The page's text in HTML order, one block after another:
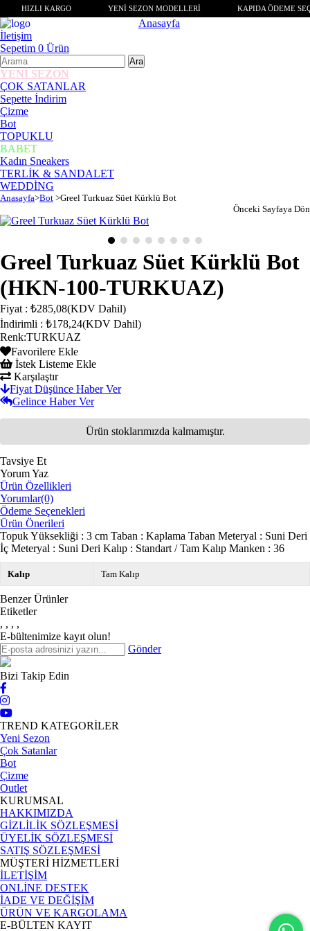
HIZLI KARGO YENİ SEZON MODELLERİ KAPIDA ÖDEME
Anasayfa
İletişim
Sepetim 0 Ürün
YENİ SEZON
ÇOK SATANLAR
Sepette İndirim
Çizme
Bot
TOPUKLU
BABET
Kadın Sneakers
TERLİK & SANDALET
WEDDİNG
Anasayfa>Bot >Greel Turkuaz Süet Kürklü Bot
Önceki Sayfaya Dön
Greel Turkuaz Süet Kürklü Bot
(HKN-100-TURKUAZ)
Fiyat : ₺285,08(KDV Dahil)
İndirimli : ₺178,24(KDV Dahil)
Renk:TURKUAZ
Favorilere Ekle
İstek Listeme Ekle
Karşılaştır
Fiyat Düşünce Haber Ver
Gelince Haber Ver
Ürün stoklarımızda kalmamıştır.
Tavsiye Et
Yorum Yaz
Ürün Özellikleri
Yorumlar(0)
Ödeme Seçenekleri
Ürün Önerileri
Topuk Yüksekliği : 3 cm Taban : Kaplama Taban Meteryal : Suni Deri
İç Meteryal : Suni Deri Kalıp : Standart / Tam Kalıp Manken : 36
Kalıp Tam Kalıp
Benzer Ürünler
Etiketler
, , , ,
E-bültenimize kayıt olun!
Gönder
Bizi Takip Edin
TREND KATEGORİLER
Yeni Sezon
Çok Satanlar
Bot
Çizme
Outlet
KURUMSAL
HAKKIMIZDA
GİZLİLİK SÖZLEŞMESİ
ÜYELİK SÖZLEŞMESİ
SATIŞ SÖZLEŞMESİ
MÜŞTERİ HİZMETLERİ
İLETİŞİM
ONLİNE DESTEK
İADE VE DEĞİŞİM
ÜRÜN VE KARGOLAMA
E-BÜLTEN KAYIT